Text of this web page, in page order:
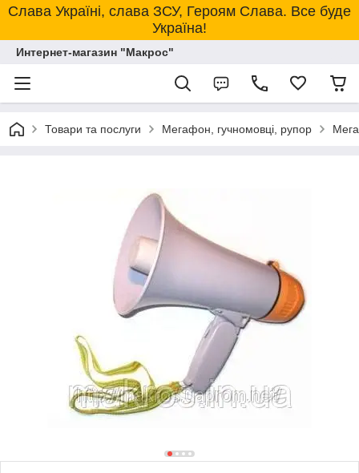
Слава Україні, слава ЗСУ, Героям Слава. Все буде
Україна!
Интернет-магазин "Макрос"
Товари та послуги Мегафон, гучномовці, рупор